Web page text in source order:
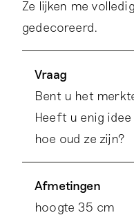
Ze lijken me
gedecoreerd.
Vraag
Bent u het
Heeft u enig
hoe oud ze zijn?
Afmetingen
hoogte 35 cm